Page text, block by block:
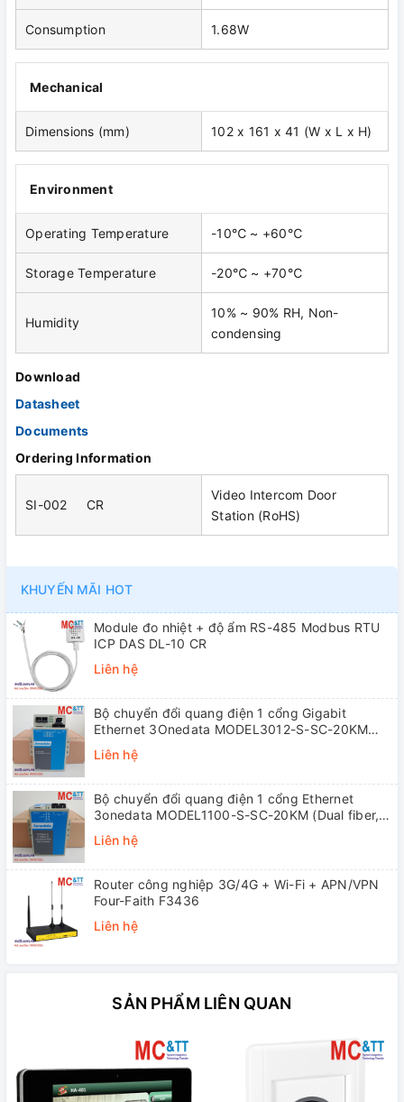
Consumption 1.68W
Mechanical
Dimensions (mm) 102 x 161 x 41 (W x L x H)
Environment
Operating Temperature -10℃ ~ +60℃
Storage Temperature -20℃ ~ +70℃
Humidity
10% ~ 90% RH, Non-
condensing
Download
Datasheet
Documents
Ordering Information
SI-002 CR
Video Intercom Door
Station (RoHS)
KHUYẾN MÃI HOT
Module đo nhiệt + độ ẩm RS-485 Modbus RTU
ICP DAS DL-10 CR
Liên hệ
Bộ chuyển đổi quang điện 1 cổng Gigabit
Ethernet 3Onedata MODEL3012-S-SC-20KM
Liên hệ
Bộ chuyển đổi quang điện 1 cổng Ethernet
3onedata MODEL1100-S-SC-20KM (Dual fiber,
Liên hệ
Router công nghiệp 3G/4G + Wi-Fi + APN/VPN
Four-Faith F3436
Liên hệ
SẢN PHẨM LIÊN QUAN